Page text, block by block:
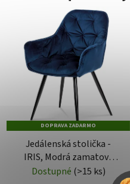
DOPRAVA ZADARMO
Jedálenská stolička -
IRIS, Modrá zamatová
látka
Dostupné (>15 ks)